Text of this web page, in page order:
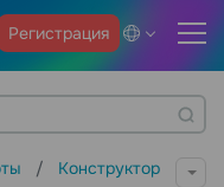
Регистрация
Конструктор